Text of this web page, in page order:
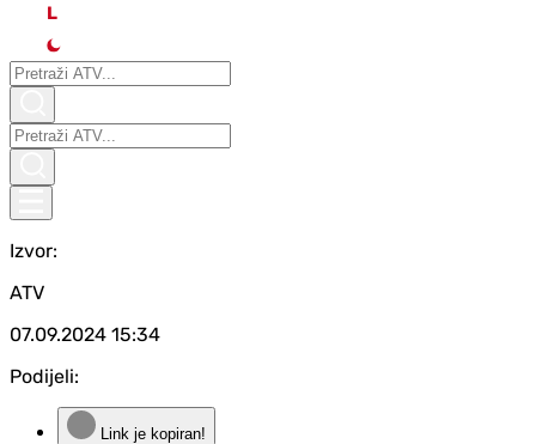
L
Izvor:
ATV
07.09.2024 15:34
Podijeli:
Link je kopiran!